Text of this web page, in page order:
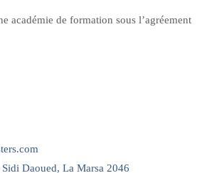
académie de formation sous l’agréement
Daoued, La Marsa 2046